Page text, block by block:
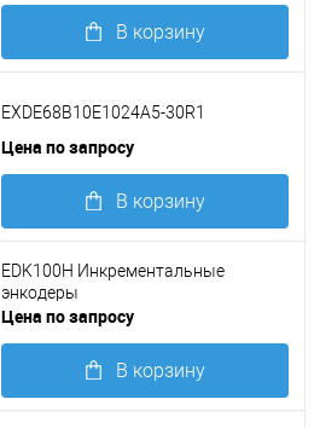
В корзину
EXDE68B10E1024A5-30R1
Цена по запросу
В корзину
Подробнее
EDK100H Инкрементальные
энкодеры
Цена по запросу
В корзину